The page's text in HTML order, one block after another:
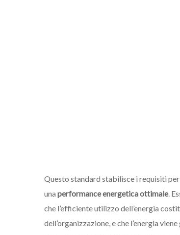
Questo standard stabilisce i requisiti
unaperformance energetica ottimale.
che l’efficiente utilizzo dell’energia
dell’organizzazione, e che l’energia